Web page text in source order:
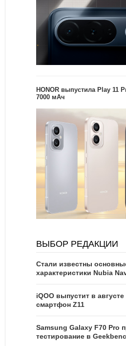
HONOR выпустила Play 11
7000 мАч
ВЫБОР РЕДАКЦИИ
Стали известны
характеристики Nubia
iQOO выпустит в
смартфон Z11
Samsung Galaxy F70 Pro
тестирование в